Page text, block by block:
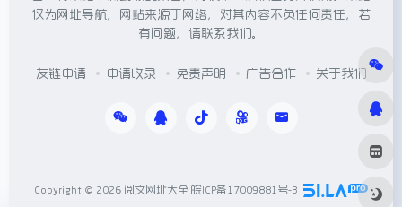
仅为网址导航，网站来源于网络，对其内容不负任何责任，若
有问题，请联系我们。
友链申请 申请收录 免责声明 广告合作 关于我们
Copyright © 2026 阅文网址大全 皖ICP备17009881号-3